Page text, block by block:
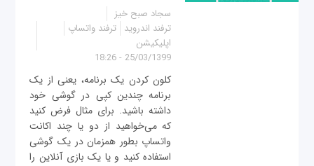
سجاد صبح خیز
ترفند اندروید ترفند واتساپ
اپلیکیشن
25/03/1399 - 18:26
کلون کردن یک برنامه، یعنی از یک
برنامه چندین کپی در گوشی خود
داشته باشید. برای مثال فرض کنید
که می‌خواهید از دو یا چند اکانت
واتساپ بطور همزمان در یک گوشی
استفاده کنید و یا یک بازی آنلاین را